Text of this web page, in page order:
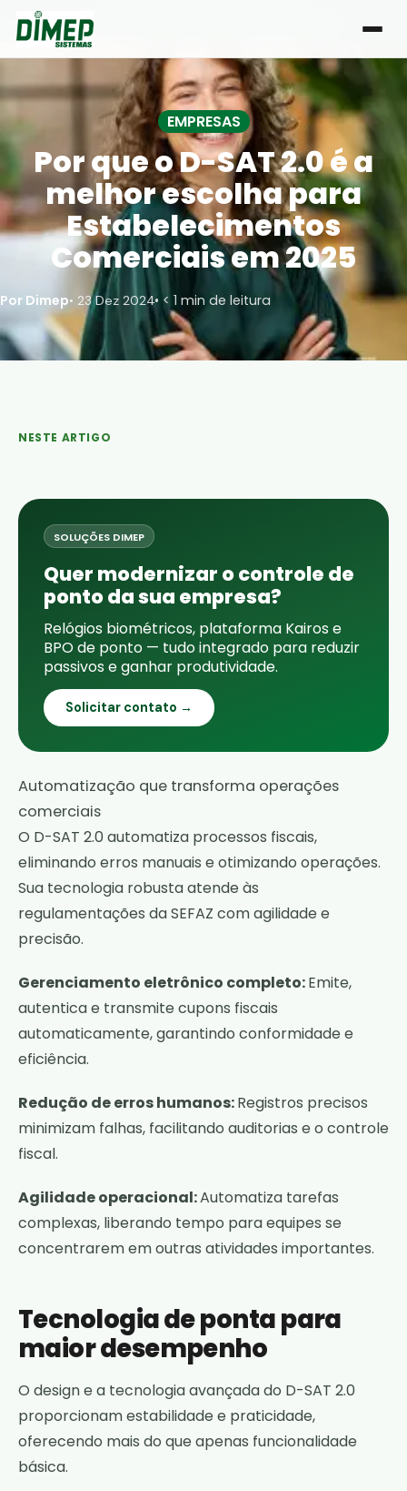
| Atendimento de segunda a sexta, das 8h às 18h
EMPRESAS
Por que o D-SAT 2.0 é a
melhor escolha para
Estabelecimentos
Comerciais em 2025
Por Dimep• 23 Dez 2024• < 1 min de leitura
NESTE ARTIGO
SOLUÇÕES DIMEP
Quer modernizar o controle de
ponto da sua empresa?
Relógios biométricos, plataforma Kairos e
BPO de ponto — tudo integrado para reduzir
passivos e ganhar produtividade.
Solicitar contato →
Automatização que transforma operações
comerciais
O D-SAT 2.0 automatiza processos fiscais,
eliminando erros manuais e otimizando operações.
Sua tecnologia robusta atende às
regulamentações da SEFAZ com agilidade e
precisão.
Gerenciamento eletrônico completo:Emite,
autentica e transmite cupons fiscais
automaticamente, garantindo conformidade e
eficiência.
Redução de erros humanos:Registros precisos
minimizam falhas, facilitando auditorias e o controle
fiscal.
Agilidade operacional:Automatiza tarefas
complexas, liberando tempo para equipes se
concentrarem em outras atividades importantes.
Tecnologia de ponta para
maior desempenho
O design e a tecnologia avançada do D-SAT 2.0
proporcionam estabilidade e praticidade,
oferecendo mais do que apenas funcionalidade
básica.